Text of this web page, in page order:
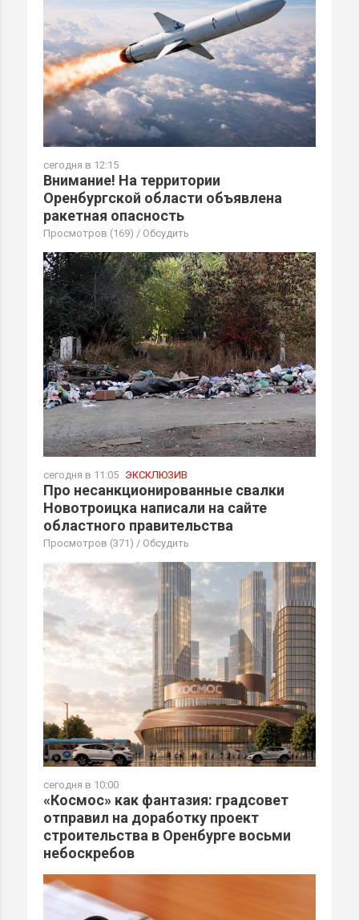
сегодня в 12:15
Внимание! На территории
Оренбургской области объявлена
ракетная опасность
Просмотров (169) / Обсудить
сегодня в 11:05 ЭКСКЛЮЗИВ
Про несанкционированные свалки
Новотроицка написали на сайте
областного правительства
Просмотров (371) / Обсудить
сегодня в 10:00
«Космос» как фантазия: градсовет
отправил на доработку проект
строительства в Оренбурге восьми
небоскребов